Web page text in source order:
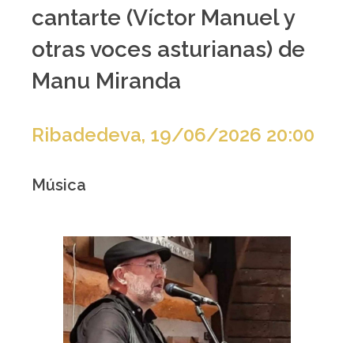
cantarte (Víctor Manuel y
otras voces asturianas) de
Manu Miranda
Ribadedeva, 19/06/2026 20:00
Música